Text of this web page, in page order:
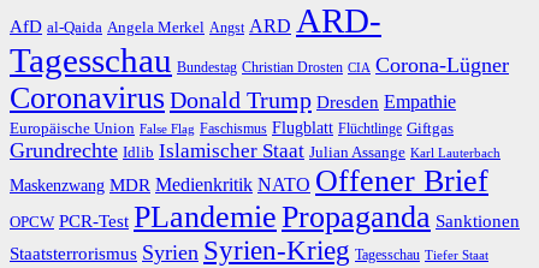
AfD al-Qaida Angela Merkel Angst ARD ARD-
Tagesschau Bundestag Christian Drosten CIA Corona-Lügner
CoronavirusDonald Trump Dresden Empathie
Europäische Union False Flag Faschismus Flugblatt Flüchtlinge Giftgas
Grundrechte Idlib Islamischer Staat Julian Assange Karl Lauterbach
Maskenzwang MDR Medienkritik NATO Offener Brief
OPCW PCR-Test PLandemiePropaganda Sanktionen
Staatsterrorismus Syrien Syrien-Krieg Tagesschau Tiefer Staat